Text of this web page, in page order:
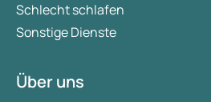
Schlecht schlafen
Sonstige Dienste
Über uns